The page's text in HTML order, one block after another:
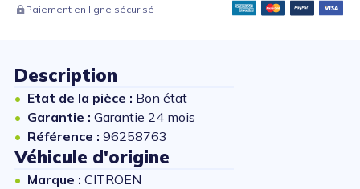
Paiement en ligne sécurisé
Description
Etat de la pièce : Bon état
Garantie : Garantie 24 mois
Référence : 96258763
Véhicule d'origine
Marque : CITROEN